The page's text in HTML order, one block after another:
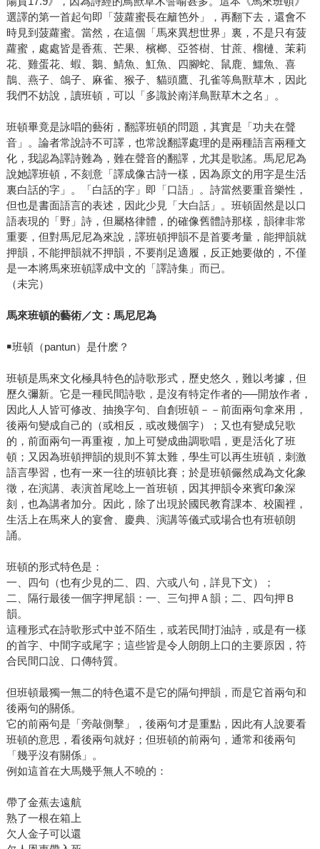
選譯的第一首起句即「菠蘿蜜長在籬笆外」，再翻下去，還會不
時見到菠蘿蜜。當然，在這個「馬來異想世界」裏，不是只有菠
蘿蜜，處處皆是香蕉、芒果、檳榔、亞答樹、甘蔗、榴槤、茉莉
花、雞蛋花、蝦、鵝、鯖魚、魟魚、四腳蛇、鼠鹿、鱷魚、喜
鵲、燕子、鴿子、麻雀、猴子、貓頭鷹、孔雀等鳥獸草木，因此
我們不妨說，讀班頓，可以「多識於南洋鳥獸草木之名」。
班頓畢竟是詠唱的藝術，翻譯班頓的問題，其實是「功夫在聲
音」。論者常說詩不可譯，也常說翻譯處理的是兩種語言兩種文
化，我認為譯詩難為，難在聲音的翻譯，尤其是歌謠。馬尼尼為
說她譯班頓，不刻意「譯成像古詩一樣，因為原文的用字是生活
裏白話的字」。「白話的字」即「口語」。詩當然要重音樂性，
但也是書面語言的表述，因此少見「大白話」。班頓固然是以口
語表現的「野」詩，但屬格律體，的確像舊體詩那樣，韻律非常
重要，但對馬尼尼為來說，譯班頓押韻不是首要考量，能押韻就
押韻，不能押韻就不押韻，不要削足適履，反正她要做的，不僅
是一本將馬來班頓譯成中文的「譯詩集」而已。
（未完）
馬來班頓的藝術／文：馬尼尼為
￭班頓（pantun）是什麽？
班頓是馬來文化極具特色的詩歌形式，歷史悠久，難以考據，但
歷久彌新。它是一種民間詩歌，是沒有特定作者的──開放作者，
因此人人皆可修改、抽換字句、自創班頓－－前面兩句拿來用，
後兩句變成自己的（或相反，或改幾個字）；又也有變成兒歌
的，前面兩句一再重複，加上可變成曲調歌唱，更是活化了班
頓；又因為班頓押韻的規則不算太難，學生可以再生班頓，刺激
語言學習，也有一來一往的班頓比賽；於是班頓儼然成為文化象
徵，在演講、表演首尾唸上一首班頓，因其押韻令來賓印象深
刻，也為講者加分。因此，除了出現於國民教育課本、校園裡，
生活上在馬來人的宴會、慶典、演講等儀式或場合也有班頓朗
誦。
班頓的形式特色是：
一、四句（也有少見的二、四、六或八句，詳見下文）；
二、隔行最後一個字押尾韻：一、三句押Ａ韻；二、四句押Ｂ
韻。
這種形式在詩歌形式中並不陌生，或若民間打油詩，或是有一樣
的首字、中間字或尾字；這些皆是令人朗朗上口的主要原因，符
合民間口說、口傳特質。
但班頓最獨一無二的特色還不是它的隔句押韻，而是它首兩句和
後兩句的關係。
它的前兩句是「旁敲側擊」，後兩句才是重點，因此有人說要看
班頓的意思，看後兩句就好；但班頓的前兩句，通常和後兩句
「幾乎沒有關係」。
例如這首在大馬幾乎無人不曉的：
帶了金蕉去遠航
熟了一根在箱上
欠人金子可以還